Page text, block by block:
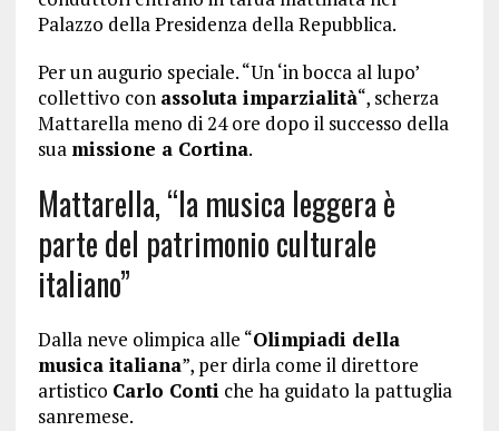
Palazzo della Presidenza della Repubblica.
Per un augurio speciale. “Un ‘in bocca al lupo’
collettivo con assoluta imparzialità“, scherza
Mattarella meno di 24 ore dopo il successo della
sua missione a Cortina.
Mattarella, “la musica leggera è
parte del patrimonio culturale
italiano”
Dalla neve olimpica alle “Olimpiadi della
musica italiana”, per dirla come il direttore
artistico Carlo Conti che ha guidato la pattuglia
sanremese.